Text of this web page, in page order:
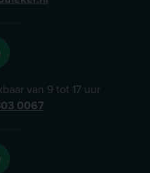
van 9 tot 17 uur
0067